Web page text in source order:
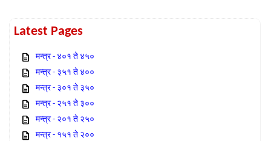
Latest Pages
मन्त्र - ४०१ ते ४५०
मन्त्र - ३५१ ते ४००
मन्त्र - ३०१ ते ३५०
मन्त्र - २५१ ते ३००
मन्त्र - २०१ ते २५०
मन्त्र - १५१ ते २००